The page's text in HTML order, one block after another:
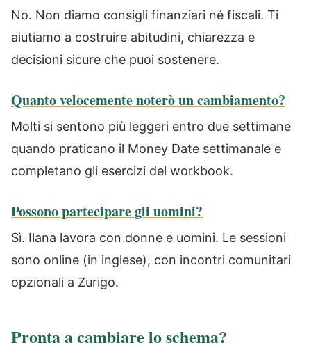
No. Non diamo consigli finanziari né fiscali. Ti
aiutiamo a costruire abitudini, chiarezza e
decisioni sicure che puoi sostenere.
Quanto velocemente noterò un cambiamento?
Molti si sentono più leggeri entro due settimane
quando praticano il Money Date settimanale e
completano gli esercizi del workbook.
Possono partecipare gli uomini?
Sì. Ilana lavora con donne e uomini. Le sessioni
sono online (in inglese), con incontri comunitari
opzionali a Zurigo.
Pronta a cambiare lo schema?